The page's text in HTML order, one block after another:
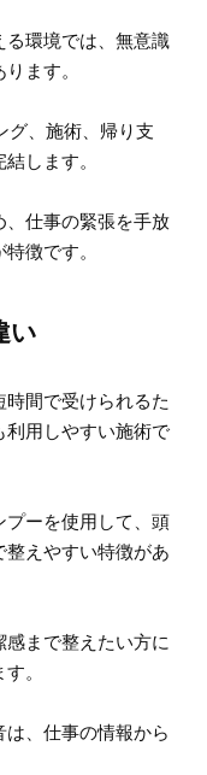
環境では、無意識
ます。
、施術、帰り支
します。
仕事の緊張を手放
徴です。
い
時間で受けられるた
用しやすい施術で
ーを使用して、頭
えやすい特徴があ
まで整えたい方に
。
、仕事の情報から